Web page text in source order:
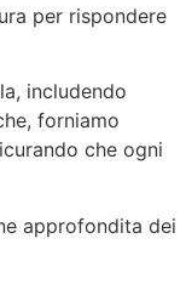
per rispondere
includendo
forniamo
che ogni
approfondita dei